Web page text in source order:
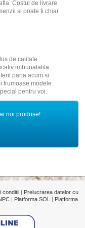
Costul de livrare
si poate fi chiar
de calitate
imbunatatita.
pana acum si
frumoase modele
pentru voi.
noi produse!
conditii | Prelucrarea datelor cu
| Platforma SOL | Platforma